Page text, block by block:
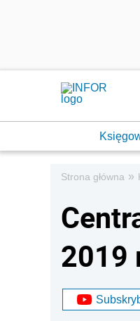
Strona główna »
2019